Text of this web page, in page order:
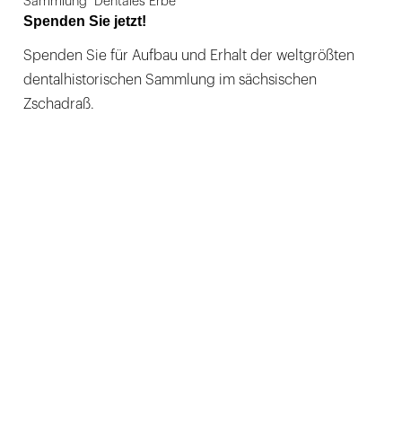
Spenden Sie jetzt!
Spenden Sie für Aufbau und Erhalt der weltgrößten
dentalhistorischen Sammlung im sächsischen
Zschadraß.